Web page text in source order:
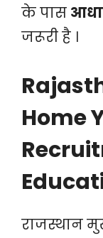
के पास
जरूरी है ।
Home
राजस्थान